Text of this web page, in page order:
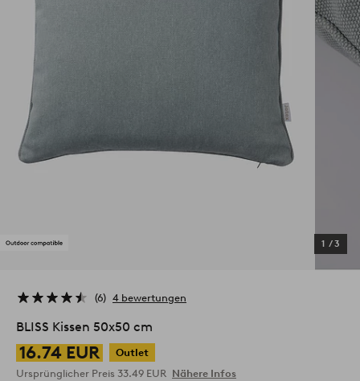
1 /3
6 4 bewertungen
BLISS Kissen 50x50 cm
16.74 EUR
Outlet
Ursprünglicher Preis 33.49 EUR Nähere Infos